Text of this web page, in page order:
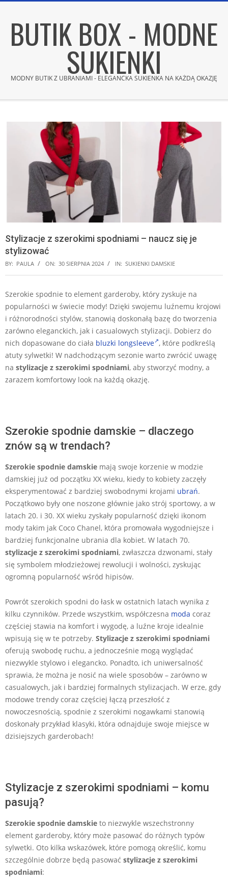
contentBUTIK BOX - MODNE
SUKIENKI
MODNY BUTIK Z UBRANIAMI - ELEGANCKA SUKIENKA NA KAŻDĄ OKAZJĘ
Stylizacje z szerokimi spodniami – naucz się je
stylizować
BY: PAULA ON: 30 SIERPNIA 2024 IN: SUKIENKI DAMSKIE
Szerokie spodnie to element garderoby, który zyskuje na
popularności w świecie mody! Dzięki swojemu luźnemu krojowi
i różnorodności stylów, stanowią doskonałą bazę do tworzenia
zarówno eleganckich, jak i casualowych stylizacji. Dobierz do
nich dopasowane do ciała bluzki longsleeve , które podkreślą
atuty sylwetki! W nadchodzącym sezonie warto zwrócić uwagę
na stylizacje z szerokimi spodniami, aby stworzyć modny, a
zarazem komfortowy look na każdą okazję.
Szerokie spodnie damskie – dlaczego
znów są w trendach?
Szerokie spodnie damskie mają swoje korzenie w modzie
damskiej już od początku XX wieku, kiedy to kobiety zaczęły
eksperymentować z bardziej swobodnymi krojami ubrań.
Początkowo były one noszone głównie jako strój sportowy, a w
latach 20. i 30. XX wieku zyskały popularność dzięki ikonom
mody takim jak Coco Chanel, która promowała wygodniejsze i
bardziej funkcjonalne ubrania dla kobiet. W latach 70.
stylizacje z szerokimi spodniami, zwłaszcza dzwonami, stały
się symbolem młodzieżowej rewolucji i wolności, zyskując
ogromną popularność wśród hipisów.
Powrót szerokich spodni do łask w ostatnich latach wynika z
kilku czynników. Przede wszystkim, współczesna moda coraz
częściej stawia na komfort i wygodę, a luźne kroje idealnie
wpisują się w te potrzeby. Stylizacje z szerokimi spodniami
oferują swobodę ruchu, a jednocześnie mogą wyglądać
niezwykle stylowo i elegancko. Ponadto, ich uniwersalność
sprawia, że można je nosić na wiele sposobów – zarówno w
casualowych, jak i bardziej formalnych stylizacjach. W erze, gdy
modowe trendy coraz częściej łączą przeszłość z
nowoczesnością, spodnie z szerokimi nogawkami stanowią
doskonały przykład klasyki, która odnajduje swoje miejsce w
dzisiejszych garderobach!
Stylizacje z szerokimi spodniami – komu
pasują?
Szerokie spodnie damskie to niezwykle wszechstronny
element garderoby, który może pasować do różnych typów
sylwetki. Oto kilka wskazówek, które pomogą określić, komu
szczególnie dobrze będą pasować stylizacje z szerokimi
spodniami: